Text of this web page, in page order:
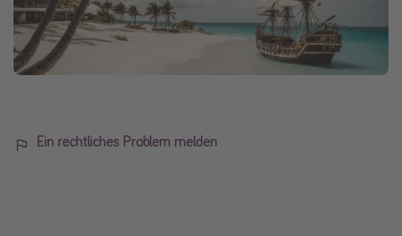
Ein rechtliches Problem melden